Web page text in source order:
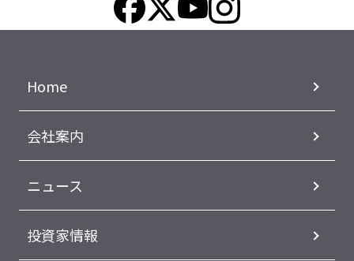
Home
会社案内
ニュース
投資家情報